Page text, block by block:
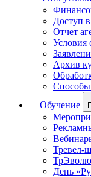
Доступ
Отчет
Условия
Архив
Обучение
Тревел-
День